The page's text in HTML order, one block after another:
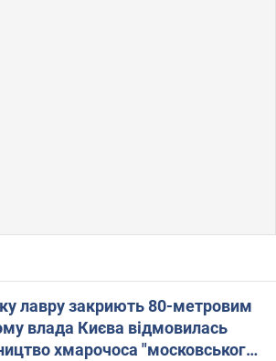
лавру закриють 80-метровим
влада Києва відмовилась
хмарочоса "московського